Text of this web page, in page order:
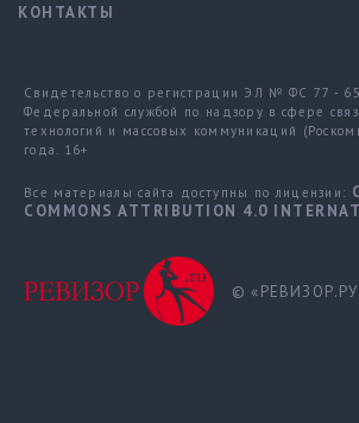
КОНТАКТЫ
Свидетельство о регистрации ЭЛ № ФС 77 -
Федеральной службой по надзору в сфере
технологий и массовых коммуникаций
года. 16+
Все материалы сайта доступны по лицензии:
COMMONS ATTRIBUTION 4.0
©